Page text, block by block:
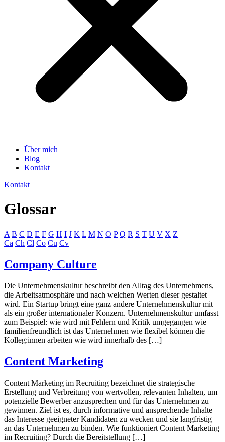
Über mich
Blog
Kontakt
Kontakt
Glossar
A B C D E F G H I J K L M N O P Q R S T U V X Z
Ca Ch Cl Co Cu Cv
Company Culture
Die Unternehmenskultur beschreibt den Alltag des Unternehmens,
die Arbeitsatmosphäre und nach welchen Werten dieser gestaltet
wird. Ein Startup bringt eine ganz andere Unternehmenskultur mit
als ein großer internationaler Konzern. Unternehmenskultur umfasst
zum Beispiel: wie wird mit Fehlern und Kritik umgegangen wie
familienfreundlich ist das Unternehmen wie flexibel können die
Kolleg:innen arbeiten wie wird innerhalb des […]
Content Marketing
Content Marketing im Recruiting bezeichnet die strategische
Erstellung und Verbreitung von wertvollen, relevanten Inhalten, um
potenzielle Bewerber anzusprechen und für das Unternehmen zu
gewinnen. Ziel ist es, durch informative und ansprechende Inhalte
das Interesse geeigneter Kandidaten zu wecken und sie langfristig
an das Unternehmen zu binden.​ Wie funktioniert Content Marketing
im Recruiting? Durch die Bereitstellung […]